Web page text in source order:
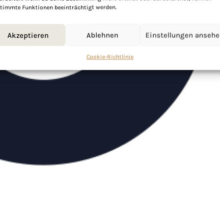
Funktionen beeinträchtigt werden.
Akzeptieren Ablehnen Einstellungen
Cookie-Richtlinie